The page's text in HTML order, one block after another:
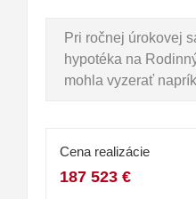
Pri ročnej úrokovej
hypotéka na
mohla vyzerať
Cena realizácie
187 523 €